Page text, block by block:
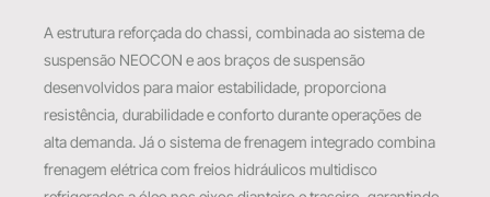
A estrutura reforçada do chassi, combinada ao sistema de
suspensão NEOCON e aos braços de suspensão
desenvolvidos para maior estabilidade, proporciona
resistência, durabilidade e conforto durante operações de
alta demanda. Já o sistema de frenagem integrado combina
frenagem elétrica com freios hidráulicos multidisco